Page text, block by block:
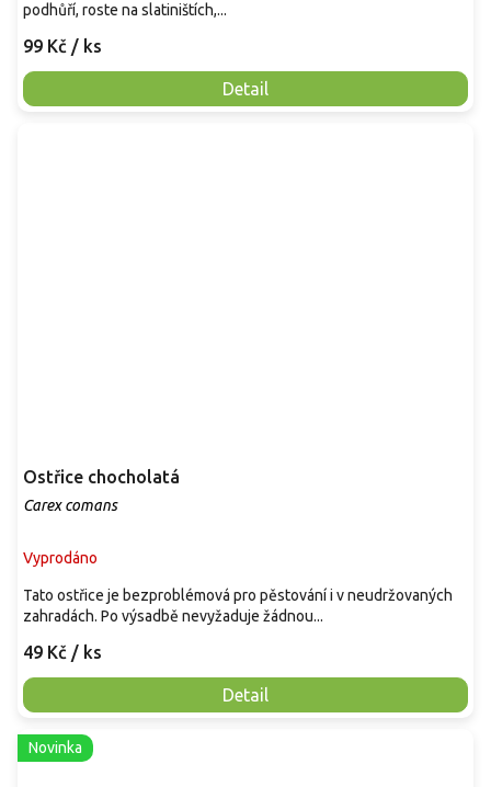
99 Kč / ks
Detail
podhůří, roste na slatiništích,...
Ostřice chocholatá
Carex comans
Vyprodáno
49 Kč / ks
Detail
Tato ostřice je bezproblémová pro pěstování i v neudržovaných
zahradách. Po výsadbě nevyžaduje žádnou...
Novinka